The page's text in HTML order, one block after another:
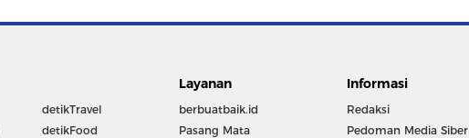
detikTravel
detikFood
Layanan
berbuatbaik.id
Pasang Mata
Informasi
Redaksi
Pedoman Media Siber